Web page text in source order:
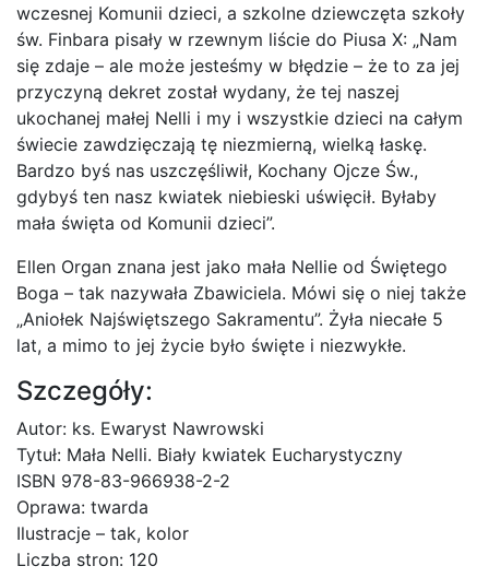
wczesnej Komunii dzieci, a szkolne dziewczęta szkoły
św. Finbara pisały w rzewnym liście do Piusa X: „Nam
się zdaje – ale może jesteśmy w błędzie – że to za jej
przyczyną dekret został wydany, że tej naszej
ukochanej małej Nelli i my i wszystkie dzieci na całym
świecie zawdzięczają tę niezmierną, wielką łaskę.
Bardzo byś nas uszczęśliwił, Kochany Ojcze Św.,
gdybyś ten nasz kwiatek niebieski uświęcił. Byłaby
mała święta od Komunii dzieci”.
Ellen Organ znana jest jako mała Nellie od Świętego
Boga – tak nazywała Zbawiciela. Mówi się o niej także
„Aniołek Najświętszego Sakramentu”. Żyła niecałe 5
lat, a mimo to jej życie było święte i niezwykłe.
Szczegóły:
Autor: ks. Ewaryst Nawrowski
Tytuł: Mała Nelli. Biały kwiatek Eucharystyczny
ISBN 978-83-966938-2-2
Oprawa: twarda
Ilustracje – tak, kolor
Liczba stron: 120